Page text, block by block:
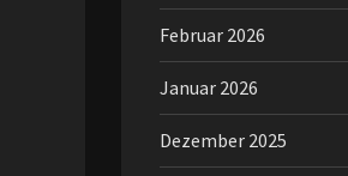
Februar 2026
Januar 2026
Dezember 2025